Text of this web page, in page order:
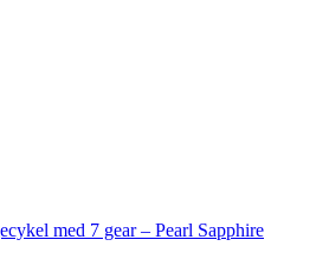
med 7 gear – Pearl Sapphire